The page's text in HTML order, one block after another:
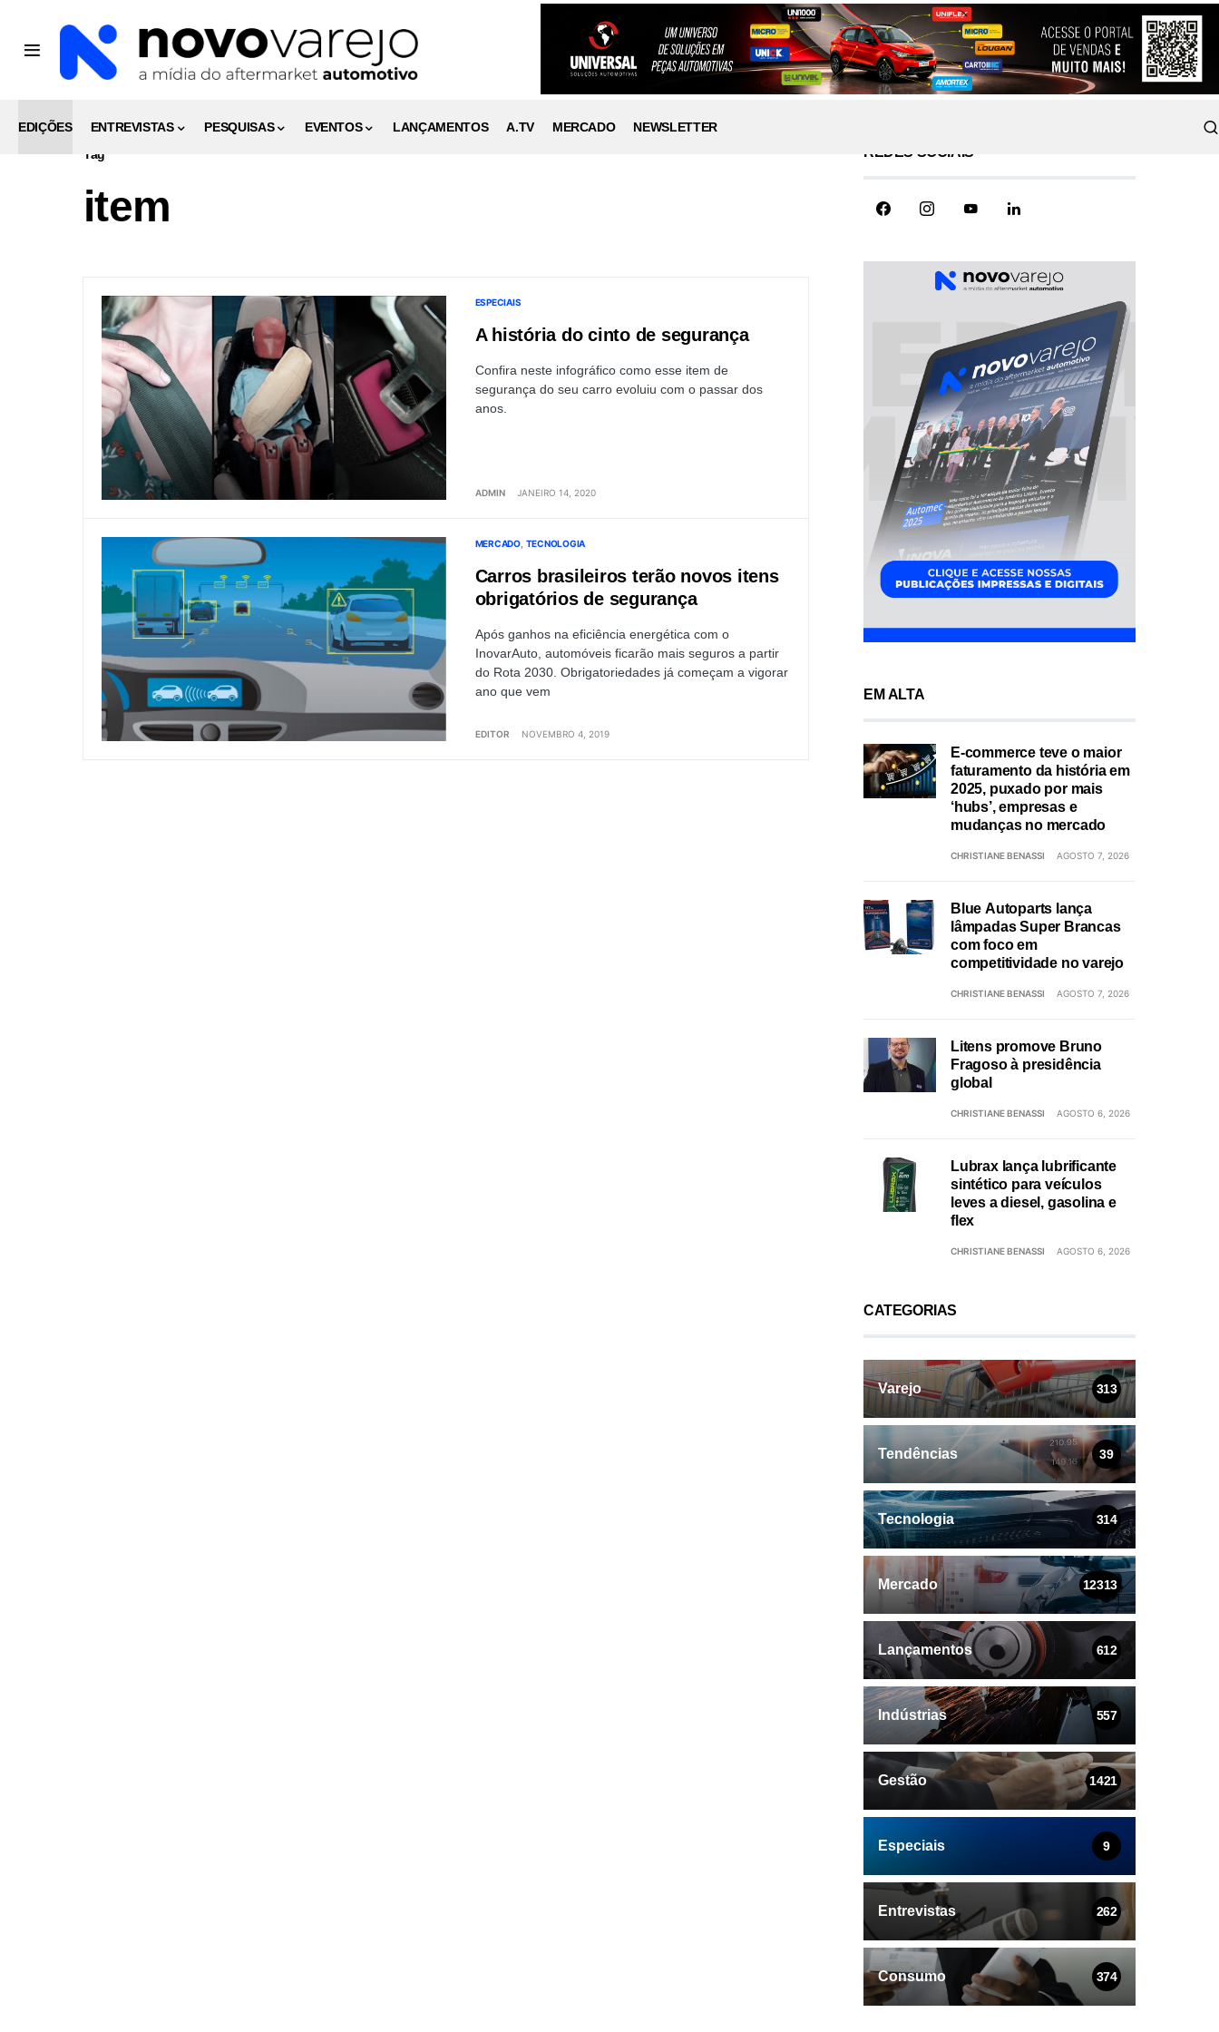
EDIÇÕES ENTREVISTAS PESQUISAS EVENTOS LANÇAMENTOS A.TV MERCADO
NEWSLETTER
Tag
item
ESPECIAIS
A história do cinto de segurança
Confira neste infográfico como esse item de
segurança do seu carro evoluiu com o passar dos
anos.
ADMIN JANEIRO 14, 2020
MERCADO TECNOLOGIA
Carros brasileiros terão novos itens
obrigatórios de segurança
Após ganhos na eficiência energética com o
InovarAuto, automóveis ficarão mais seguros a partir
do Rota 2030. Obrigatoriedades já começam a vigorar
ano que vem
EDITOR NOVEMBRO 4, 2019
REDES SOCIAIS
EM ALTA
E-commerce teve o maior
faturamento da história em
2025, puxado por mais
‘hubs’, empresas e
mudanças no mercado
CHRISTIANE BENASSI AGOSTO 7, 2026
Blue Autoparts lança
lâmpadas Super Brancas
com foco em
competitividade no varejo
CHRISTIANE BENASSI AGOSTO 7, 2026
Litens promove Bruno
Fragoso à presidência
global
CHRISTIANE BENASSI AGOSTO 6, 2026
Lubrax lança lubrificante
sintético para veículos
leves a diesel, gasolina e
flex
CHRISTIANE BENASSI AGOSTO 6, 2026
CATEGORIAS
Varejo 313
Tendências 39
Tecnologia 314
Mercado 12313
Lançamentos 612
Indústrias 557
Gestão 1421
Especiais 9
Entrevistas 262
Consumo 374